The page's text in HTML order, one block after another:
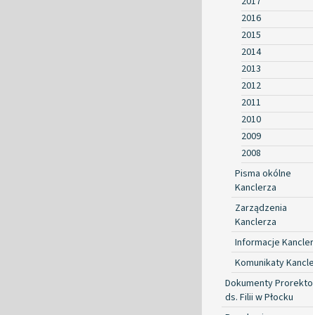
2016
2015
2014
2013
2012
2011
2010
2009
2008
Pisma okólne
Kanclerza
Zarządzenia
Kanclerza
Informacje
Komunikaty
Dokumenty
ds. Filii w Płocku